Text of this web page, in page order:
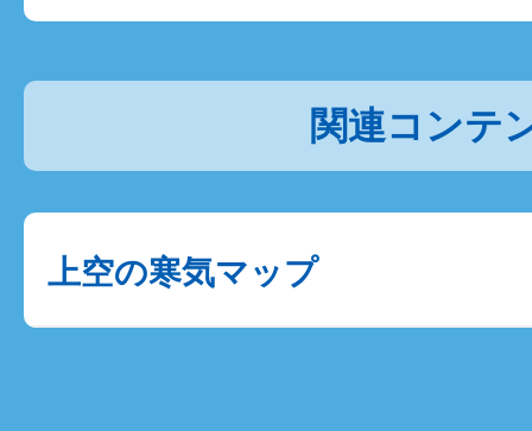
関連コンテ
上空の寒気マップ